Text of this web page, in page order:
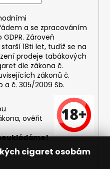
cigaret osobám
a se zpracováním
GDPR. Zároveň
starší 18ti let, tudíž se na
prodeje tabákových
dle zákona č.
zákonů č.
a č. 305/2009 Sb.
ověřit